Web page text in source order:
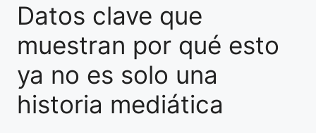
Datos clave que
muestran por qué esto
ya no es solo una
historia mediática